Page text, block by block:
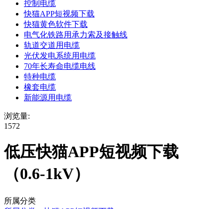
控制电缆
快猫APP短视频下载
快猫黄色软件下载
电气化铁路用承力索及接触线
轨道交道用电缆
光伏发电系统用电缆
70年长寿命电缆电线
特种电缆
橡套电缆
新能源用电缆
浏览量:
1572
低压快猫APP短视频下载
（0.6-1kV）
所属分类